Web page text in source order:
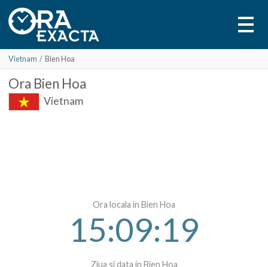
Vietnam / Bien Hoa
Ora Bien Hoa
Vietnam
Ora locala in Bien Hoa
15:09:19
Ziua si data in Bien Hoa